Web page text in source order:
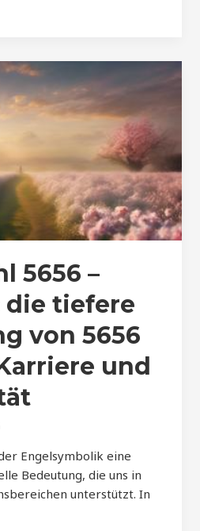
5656 –
die tiefere
von 5656
und
Engelsymbolik eine
Bedeutung, die uns in
unterstützt. In